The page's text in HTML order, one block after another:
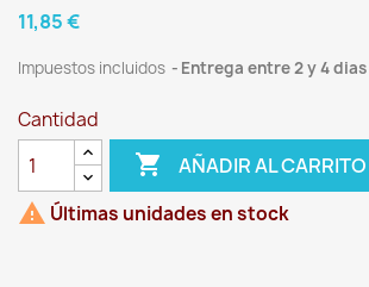
11,85 €
Impuestos incluidos Entrega entre 2 y 4 dias
Cantidad
 AÑADIR AL CARRITO
 Últimas unidades en stock